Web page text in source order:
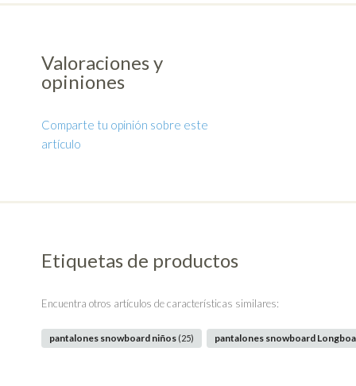
Valoraciones y
opiniones
Comparte tu opinión sobre este
artículo
Etiquetas de productos
Encuentra otros artículos de características similares:
pantalones snowboard niños (25) pantalones snowboard